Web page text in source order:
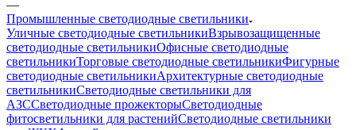
—
Промышленные светодиодные светильники
Уличные светодиодные светильникиВзрывозащищенные
светодиодные светильникиОфисные светодиодные
светильникиТорговые светодиодные светильникиФигурные
светодиодные светильникиАрхитектурные светодиодные
светильникиСветодиодные светильники для
АЗССветодиодные прожекторыСветодиодные
фитосветильники для растенийСветодиодные светильники